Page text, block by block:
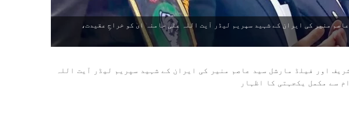
منیر کی ایران کے شہید سپریم لیڈر آیت اللہ علی خامنہ ای کو خراجِ عقیدت،
اور فیلڈ مارشل سید عاصم منیر کی ایران کے شہید سپریم لیڈر آیت اللہ
سے مکمل یکجہتی کا اظہار